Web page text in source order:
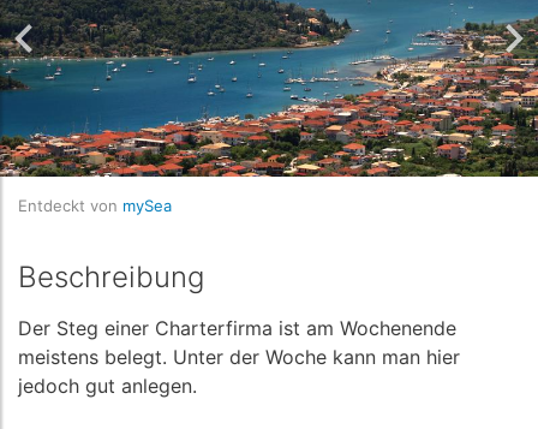
Entdeckt von mySea
Beschreibung
Der Steg einer Charterfirma ist am Wochenende
meistens belegt. Unter der Woche kann man hier
jedoch gut anlegen.